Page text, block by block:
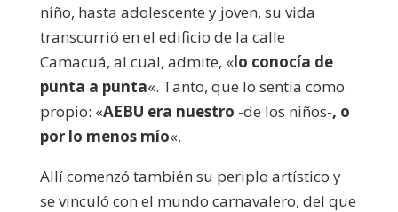
niño, hasta adolescente y joven, su vida
transcurrió en el edificio de la calle
Camacuá, al cual, admite, «lo conocía de
punta a punta«. Tanto, que lo sentía como
propio: «AEBU era nuestro -de los niños-, o
por lo menos mío«.
Allí comenzó también su periplo artístico y
se vinculó con el mundo carnavalero, del que